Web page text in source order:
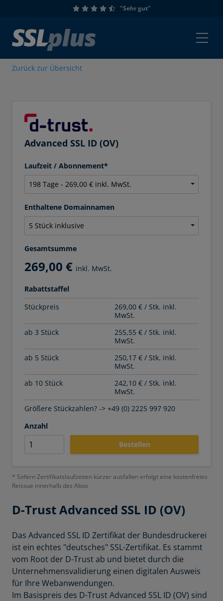
"Sehr gut"
Zurück zur Übersicht
D-TrustAdvanced SSL ID (OV)
Das Advanced SSL ID Zertifikat der Bundesdruckerei
ist ein echtes "deutsches" SSL-Zertifikat. Es stammt
vom Root der D-Trust ab und bietet durch die
Unternehmensvalidierung einen digitalen Ausweis
für Ihre Webanwendungen.
Im Basispreis des D-Trust Advanced SSL ID (OV) sind
Advanced SSL ID (OV)
Laufzeit / Abonnement*
Enthaltene Domainnamen
Gesamtsumme
269,00 € inkl. MwSt.
Rabattstaffel
Stückpreis
269,00 € / Stk. inkl.
MwSt.
ab 3 Stück
255,55 € / Stk. inkl.
MwSt.
ab 5 Stück
250,17 € / Stk. inkl.
MwSt.
ab 10 Stück
242,10 € / Stk. inkl.
MwSt.
Größere Stückzahlen? -> +49 (0) 2225 997 920
Anzahl
Bestellen
* Sofern Zertifikatslaufzeiten kürzer ausfallen erfolgt eine kostenfreies
Reissue innerhalb des Abos